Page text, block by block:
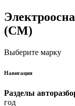
(CM)
Выберите марку
Навигация
Разделы
год